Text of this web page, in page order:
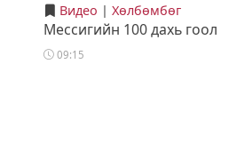
Видео | Хөлбөмбөг
Мессигийн 100 дахь гоол
09:15